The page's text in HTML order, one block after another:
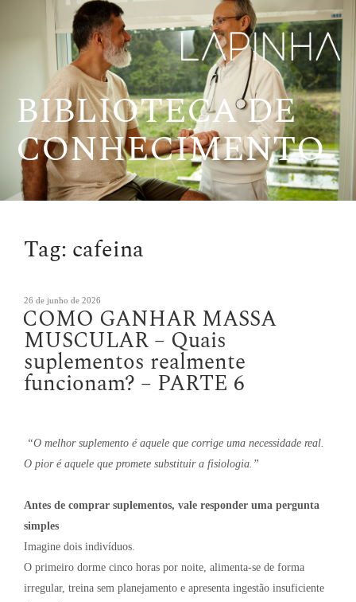
BIBLIOTECA DE
CONHECIMENTO
Tag: cafeina
Publicado
em
26 de junho de 2026
COMO GANHAR MASSA
MUSCULAR – Quais
suplementos realmente
funcionam? – PARTE 6
“O melhor suplemento é aquele que corrige uma necessidade real.
O pior é aquele que promete substituir a fisiologia.”
Antes de comprar suplementos, vale responder uma pergunta
simples
Imagine dois indivíduos.
O primeiro dorme cinco horas por noite, alimenta-se de forma
irregular, treina sem planejamento e apresenta ingestão insuficiente